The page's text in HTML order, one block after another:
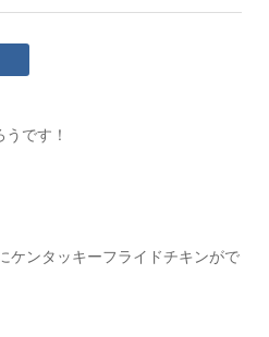
です！
ケンタッキーフライドチキンがで